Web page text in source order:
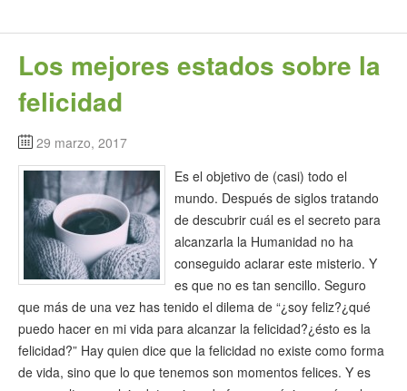
Los mejores estados sobre la
felicidad
29 marzo, 2017
Es el objetivo de (casi) todo el
mundo. Después de siglos tratando
de descubrir cuál es el secreto para
alcanzarla la Humanidad no ha
conseguido aclarar este misterio. Y
es que no es tan sencillo. Seguro
que más de una vez has tenido el dilema de “¿soy feliz?¿qué
puedo hacer en mi vida para alcanzar la felicidad?¿ésto es la
felicidad?” Hay quien dice que la felicidad no existe como forma
de vida, sino que lo que tenemos son momentos felices. Y es